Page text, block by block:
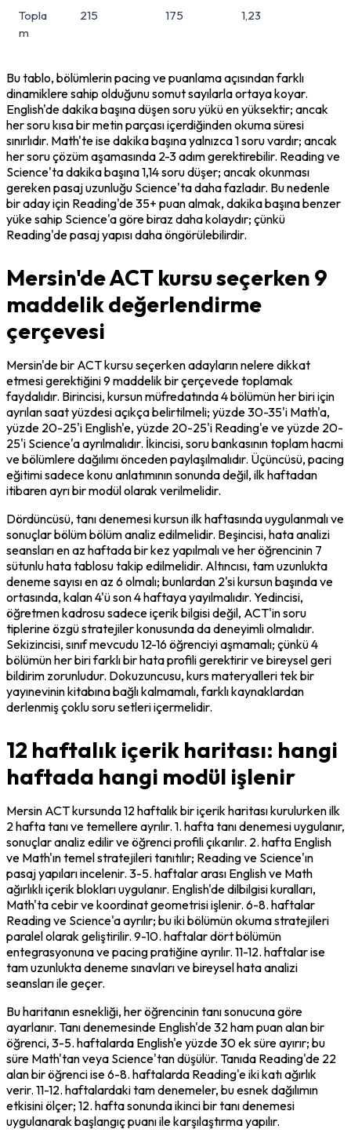
Topla
m
215 175 1,23
Bu tablo, bölümlerin pacing ve puanlama açısından farklı
dinamiklere sahip olduğunu somut sayılarla ortaya koyar.
English'de dakika başına düşen soru yükü en yüksektir; ancak
her soru kısa bir metin parçası içerdiğinden okuma süresi
sınırlıdır. Math'te ise dakika başına yalnızca 1 soru vardır; ancak
her soru çözüm aşamasında 2-3 adım gerektirebilir. Reading ve
Science'ta dakika başına 1,14 soru düşer; ancak okunması
gereken pasaj uzunluğu Science'ta daha fazladır. Bu nedenle
bir aday için Reading'de 35+ puan almak, dakika başına benzer
yüke sahip Science'a göre biraz daha kolaydır; çünkü
Reading'de pasaj yapısı daha öngörülebilirdir.
Mersin'de ACT kursu seçerken 9
maddelik değerlendirme
çerçevesi
Mersin'de bir ACT kursu seçerken adayların nelere dikkat
etmesi gerektiğini 9 maddelik bir çerçevede toplamak
faydalıdır. Birincisi, kursun müfredatında 4 bölümün her biri için
ayrılan saat yüzdesi açıkça belirtilmeli; yüzde 30-35'i Math'a,
yüzde 20-25'i English'e, yüzde 20-25'i Reading'e ve yüzde 20-
25'i Science'a ayrılmalıdır. İkincisi, soru bankasının toplam hacmi
ve bölümlere dağılımı önceden paylaşılmalıdır. Üçüncüsü, pacing
eğitimi sadece konu anlatımının sonunda değil, ilk haftadan
itibaren ayrı bir modül olarak verilmelidir.
Dördüncüsü, tanı denemesi kursun ilk haftasında uygulanmalı ve
sonuçlar bölüm bölüm analiz edilmelidir. Beşincisi, hata analizi
seansları en az haftada bir kez yapılmalı ve her öğrencinin 7
sütunlu hata tablosu takip edilmelidir. Altıncısı, tam uzunlukta
deneme sayısı en az 6 olmalı; bunlardan 2'si kursun başında ve
ortasında, kalan 4'ü son 4 haftaya yayılmalıdır. Yedincisi,
öğretmen kadrosu sadece içerik bilgisi değil, ACT'in soru
tiplerine özgü stratejiler konusunda da deneyimli olmalıdır.
Sekizincisi, sınıf mevcudu 12-16 öğrenciyi aşmamalı; çünkü 4
bölümün her biri farklı bir hata profili gerektirir ve bireysel geri
bildirim zorunludur. Dokuzuncusu, kurs materyalleri tek bir
yayınevinin kitabına bağlı kalmamalı, farklı kaynaklardan
derlenmiş çoklu soru setleri içermelidir.
12 haftalık içerik haritası: hangi
haftada hangi modül işlenir
Mersin ACT kursunda 12 haftalık bir içerik haritası kurulurken ilk
2 hafta tanı ve temellere ayrılır. 1. hafta tanı denemesi uygulanır,
sonuçlar analiz edilir ve öğrenci profili çıkarılır. 2. hafta English
ve Math'ın temel stratejileri tanıtılır; Reading ve Science'ın
pasaj yapıları incelenir. 3-5. haftalar arası English ve Math
ağırlıklı içerik blokları uygulanır. English'de dilbilgisi kuralları,
Math'ta cebir ve koordinat geometrisi işlenir. 6-8. haftalar
Reading ve Science'a ayrılır; bu iki bölümün okuma stratejileri
paralel olarak geliştirilir. 9-10. haftalar dört bölümün
entegrasyonuna ve pacing pratiğine ayrılır. 11-12. haftalar ise
tam uzunlukta deneme sınavları ve bireysel hata analizi
seansları ile geçer.
Bu haritanın esnekliği, her öğrencinin tanı sonucuna göre
ayarlanır. Tanı denemesinde English'de 32 ham puan alan bir
öğrenci, 3-5. haftalarda English'e yüzde 30 ek süre ayırır; bu
süre Math'tan veya Science'tan düşülür. Tanıda Reading'de 22
alan bir öğrenci ise 6-8. haftalarda Reading'e iki katı ağırlık
verir. 11-12. haftalardaki tam denemeler, bu esnek dağılımın
etkisini ölçer; 12. hafta sonunda ikinci bir tanı denemesi
uygulanarak başlangıç puanı ile karşılaştırma yapılır.